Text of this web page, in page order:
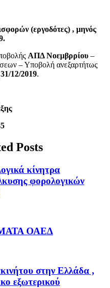
(εργοδότες) , μηνός
ΑΠΔ Νοεμβρρίου –
– Υποβολή ανεξαρτήτως
12/2019.
Posts
κίνητρα
φορολογικών
ΟΑΕΔ
στην Ελλάδα ,
εξωτερικού